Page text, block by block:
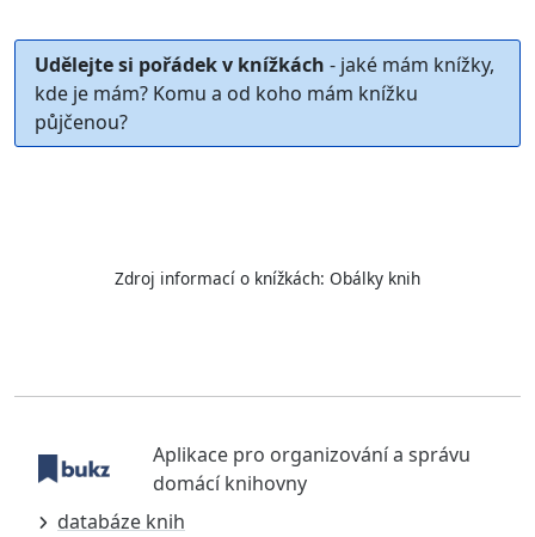
Udělejte si pořádek v knížkách - jaké mám knížky,
kde je mám? Komu a od koho mám knížku
půjčenou?
Zdroj informací o knížkách: Obálky knih
Aplikace pro organizování a správu
domácí knihovny
databáze knih